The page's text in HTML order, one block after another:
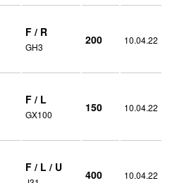
F / R
GH3
200 10.04.22
F / L
GX100
150 10.04.22
F / L / U
400 10.04.22